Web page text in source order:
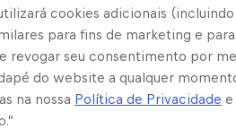
cookies adicionais
para fins de marketing e
revogar seu consentimento por
do website a qualquer
na nossa Política de Privacidade e